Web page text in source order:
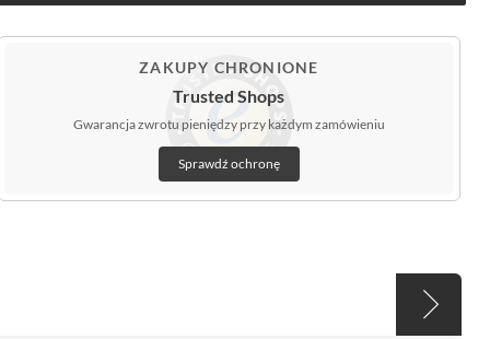
ZAKUPY CHRONIONE
Trusted Shops
Gwarancja zwrotu pieniędzy przy każdym zamówieniu
Sprawdź ochronę